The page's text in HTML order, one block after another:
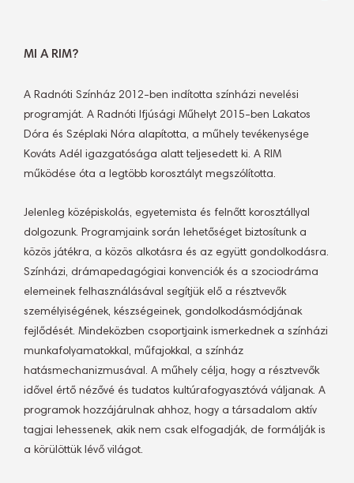
MI A RIM?
A Radnóti Színház 2012-ben indította színházi nevelési
programját. A Radnóti Ifjúsági Műhelyt 2015-ben Lakatos
Dóra és Széplaki Nóra alapította, a műhely tevékenysége
Kováts Adél igazgatósága alatt teljesedett ki. A RIM
működése óta a legtöbb korosztályt megszólította.
Jelenleg középiskolás, egyetemista és felnőtt korosztállyal
dolgozunk. Programjaink során lehetőséget biztosítunk a
közös játékra, a közös alkotásra és az együtt gondolkodásra.
Színházi, drámapedagógiai konvenciók és a szociodráma
elemeinek felhasználásával segítjük elő a résztvevők
személyiségének, készségeinek, gondolkodásmódjának
fejlődését. Mindeközben csoportjaink ismerkednek a színházi
munkafolyamatokkal, műfajokkal, a színház
hatásmechanizmusával. A műhely célja, hogy a résztvevők
idővel értő nézővé és tudatos kultúrafogyasztóvá váljanak. A
programok hozzájárulnak ahhoz, hogy a társadalom aktív
tagjai lehessenek, akik nem csak elfogadják, de formálják is
a körülöttük lévő világot.